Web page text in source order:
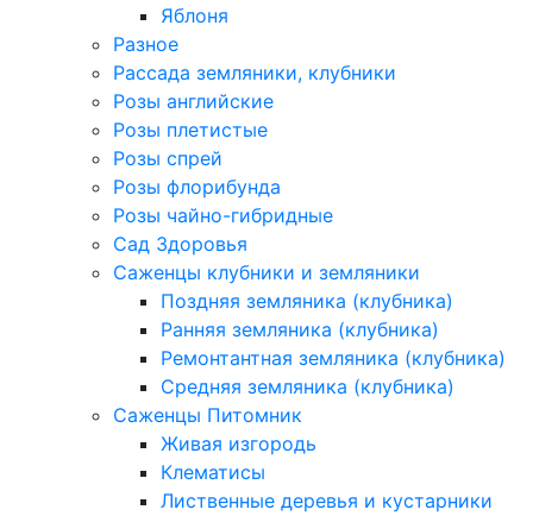
Яблоня
Разное
Рассада земляники, клубники
Розы английские
Розы плетистые
Розы спрей
Розы флорибунда
Розы чайно-гибридные
Сад Здоровья
Саженцы клубники и земляники
Поздняя земляника (клубника)
Ранняя земляника (клубника)
Ремонтантная земляника (клубника)
Средняя земляника (клубника)
Саженцы Питомник
Живая изгородь
Клематисы
Лиственные деревья и кустарники